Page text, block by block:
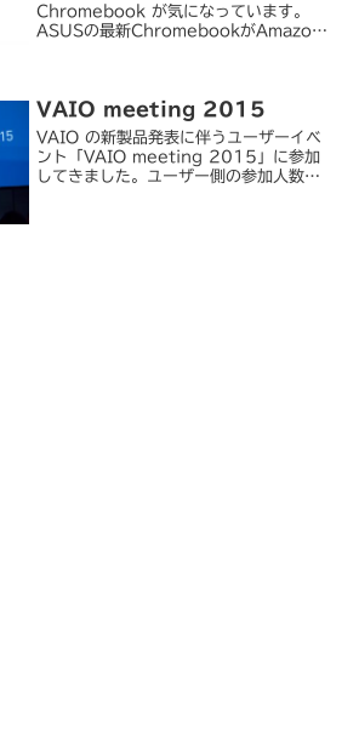
Chromebook が気になっています。
ASUSの最新ChromebookがAmazon
VAIO meeting 2015
VAIO の新製品発表に伴うユーザーイベ
ント「VAIO meeting 2015」に参加
してきました。ユーザー側の参加人数は